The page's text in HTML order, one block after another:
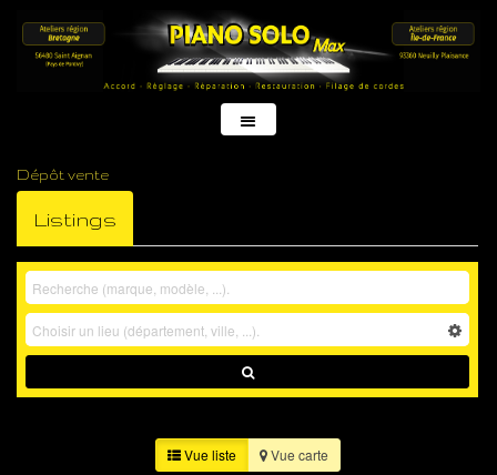
Dépôt vente
Listings
Vue liste Vue carte